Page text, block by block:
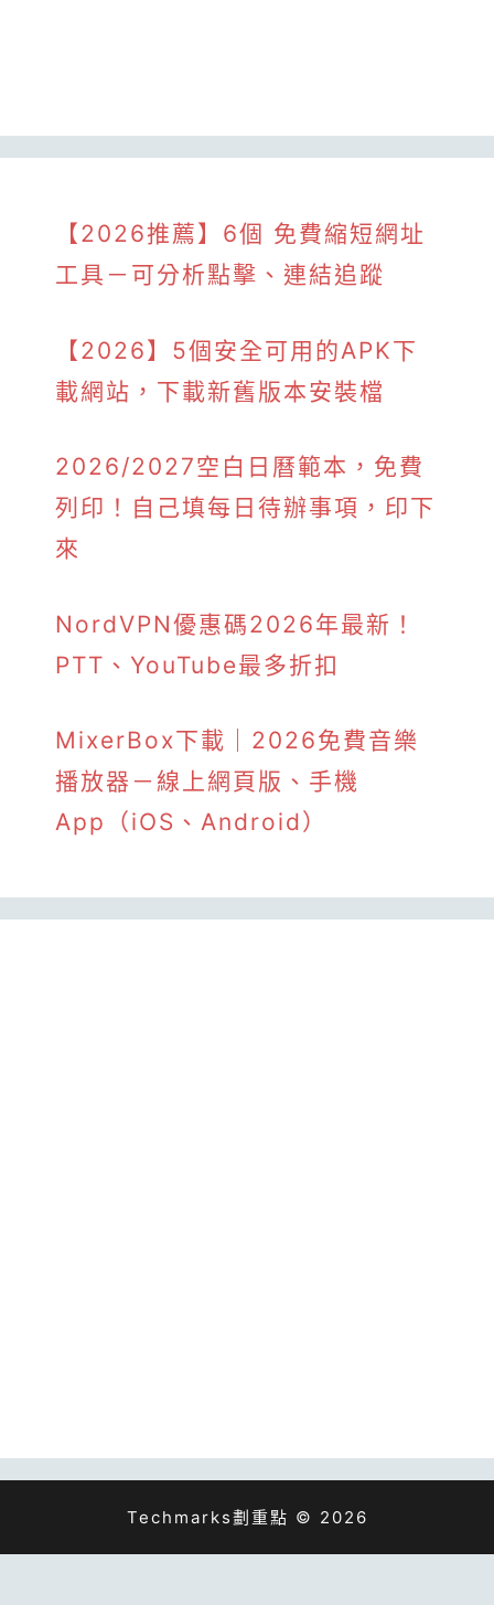
【2026推薦】6個 免費縮短網址
工具－可分析點擊、連結追蹤
【2026】5個安全可用的APK下
載網站，下載新舊版本安裝檔
2026/2027空白日曆範本，免費
列印！自己填每日待辦事項，印下
來
NordVPN優惠碼2026年最新！
PTT、YouTube最多折扣
MixerBox下載｜2026免費音樂
播放器－線上網頁版、手機
App（iOS、Android）
Techmarks劃重點 © 2026